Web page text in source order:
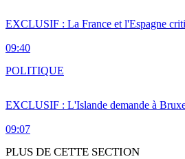
EXCLUSIF : La France et l'Espagne
09:40
EXCLUSIF : L'Islande demande à
09:07
POLITIQUE
PLUS DE CETTE SECTION